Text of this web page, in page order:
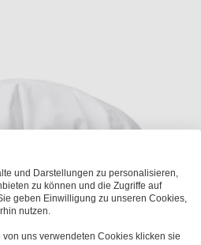
und Darstellungen zu personalisieren,
zu können und die Zugriffe auf
geben Einwilligung zu unseren Cookies,
nutzen.
uns verwendeten Cookies klicken sie